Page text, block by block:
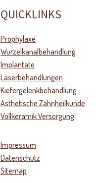
QUICKLINKS
Prophylaxe
Wurzelkanalbehandlung
Implantate
Laserbehandlungen
Kiefergelenkbehandlung
Ästhetische Zahnheilkunde
Vollkeramik Versorgung
Impressum
Datenschutz
Sitemap